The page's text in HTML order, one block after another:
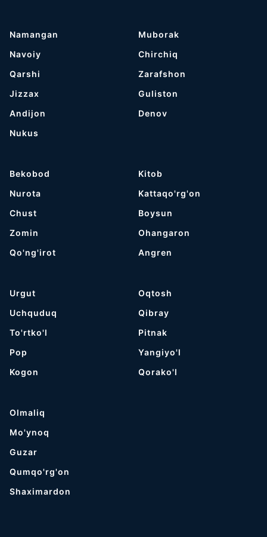
Namangan
Navoiy
Qarshi
Jizzax
Andijon
Nukus
Muborak
Chirchiq
Zarafshon
Guliston
Denov
Bekobod
Nurota
Chust
Zomin
Qo'ng'irot
Kitob
Kattaqo'rg'on
Boysun
Ohangaron
Angren
Urgut
Uchquduq
To'rtko'l
Pop
Kogon
Oqtosh
Qibray
Pitnak
Yangiyo'l
Qorako'l
Olmaliq
Mo'ynoq
Guzar
Qumqo'rg'on
Shaximardon